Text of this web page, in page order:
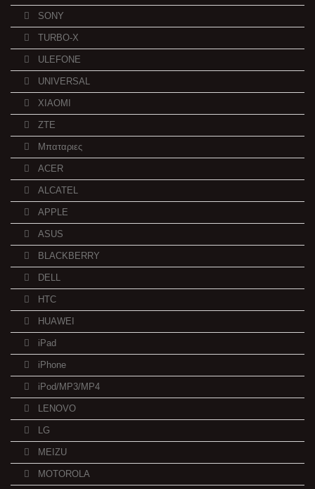
SONY
TURBO-X
ULEFONE
UNIVERSAL
XIAOMI
ZTE
Μπαταριες
ACER
ALCATEL
APPLE
ASUS
BLACKBERRY
DELL
HTC
HUAWEI
iPad
iPhone
iPod/MP3/MP4
LENOVO
LG
MEIZU
MOTOROLA